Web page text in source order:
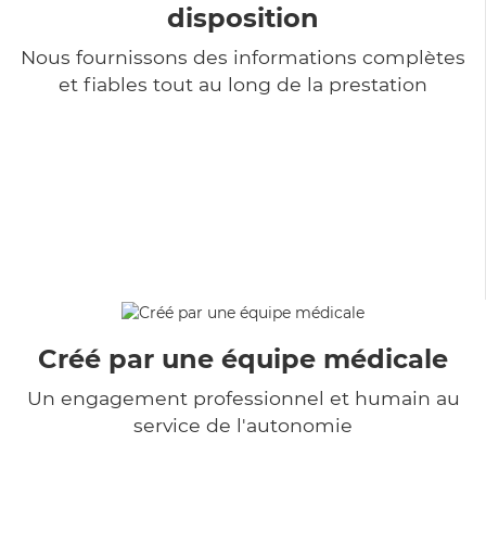
disposition
Nous fournissons des informations complètes
et fiables tout au long de la prestation
Créé par une équipe médicale
Un engagement professionnel et humain au
service de l'autonomie